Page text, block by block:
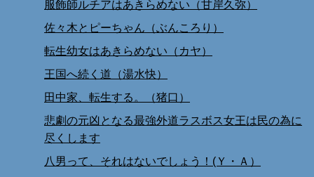
服飾師ルチアはあきらめない（甘岸久弥）
佐々木とピーちゃん（ぶんころり）
転生幼女はあきらめない（カヤ）
王国へ続く道（湯水快）
田中家、転生する。（猪口）
悲劇の元凶となる最強外道ラスボス女王は民の為に
尽くします
八男って、それはないでしょう！(Ｙ・Ａ）